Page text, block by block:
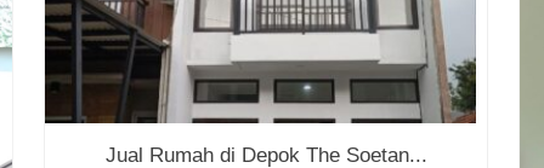
Jual Rumah di Depok The Soetan...